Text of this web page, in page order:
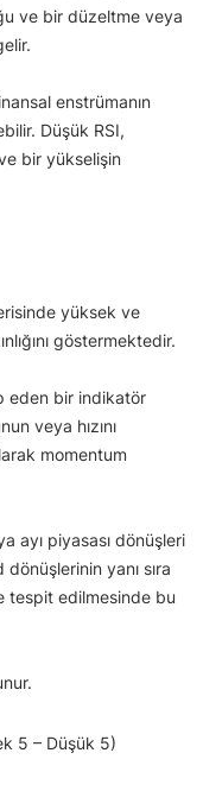
ve bir düzeltme veya
enstrümanın
Düşük RSI,
bir yükselişin
yüksek ve
göstermektedir.
eden bir indikatör
veya hızını
momentum
ayı piyasası dönüşleri
yanı sıra
tespit edilmesinde bu
5 – Düşük 5)